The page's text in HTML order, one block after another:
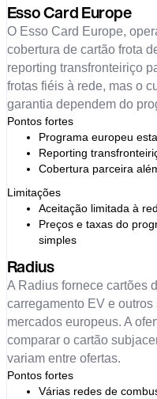
Esso Card Europe
O Esso Card Europe,
cobertura de cartão frota
reporting transfronteiriço
frotas fiéis à rede, mas o
garantia dependem do
Pontos fortes
Programa europeu
Reporting
Cobertura parceira
Limitações
Aceitação limitada à
Preços e taxas do
simples
Radius
A Radius fornece cartões
carregamento EV e
mercados europeus. A
comparar o cartão
variam entre ofertas.
Pontos fortes
Várias redes de